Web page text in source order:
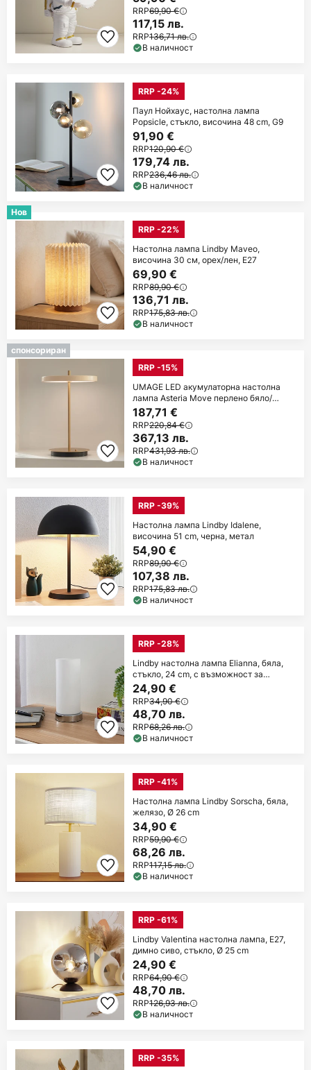
RRP69,90 €
117,15 лв.
RRP136,71 лв.
В наличност
RRP -24%
Паул Нойхаус, настолна лампа
Popsicle, стъкло, височина 48 cm, G9
91,90 €
RRP120,90 €
179,74 лв.
RRP236,46 лв.
В наличност
Нов
RRP -22%
Настолна лампа Lindby Maveo,
височина 30 см, орех/лен, E27
69,90 €
RRP89,90 €
136,71 лв.
RRP175,83 лв.
В наличност
спонсориран
RRP -15%
UMAGE LED акумулаторна настолна
лампа Asteria Move перлено бяло/
месинг 31cm
187,71 €
RRP220,84 €
367,13 лв.
RRP431,93 лв.
В наличност
RRP -39%
Настолна лампа Lindby Idalene,
височина 51 cm, черна, метал
54,90 €
RRP89,90 €
107,38 лв.
RRP175,83 лв.
В наличност
RRP -28%
Lindby настолна лампа Elianna, бяла,
стъкло, 24 cm, с възможност за
димиране,
24,90 €
RRP34,90 €
48,70 лв.
RRP68,26 лв.
В наличност
RRP -41%
Настолна лампа Lindby Sorscha, бяла,
желязо, Ø 26 cm
34,90 €
RRP59,90 €
68,26 лв.
RRP117,15 лв.
В наличност
RRP -61%
Lindby Valentina настолна лампа, E27,
димно сиво, стъкло, Ø 25 cm
24,90 €
RRP64,90 €
48,70 лв.
RRP126,93 лв.
В наличност
RRP -35%